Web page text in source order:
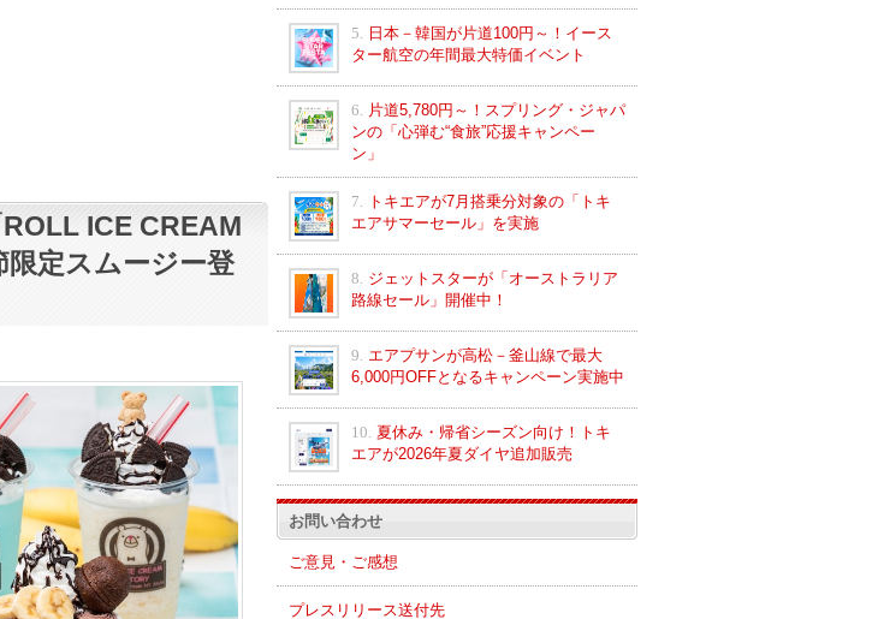
ICE CREAM
限定スムージー登
5.
日本－韓国が片道100円～！イース
ター航空の年間最大特価イベント
6.
片道5,780円～！スプリング・ジャパ
ンの「心弾む“食旅”応援キャンペー
ン」
7.
トキエアが7月搭乗分対象の「トキ
エアサマーセール」を実施
8. ジェットスターが「オーストラリア
路線セール」開催中！
9. エアプサンが高松－釜山線で最大
6,000円OFFとなるキャンペーン実施中
10. 夏休み・帰省シーズン向け！トキ
エアが2026年夏ダイヤ追加販売
お問い合わせ
ご意見・ご感想
プレスリリース送付先